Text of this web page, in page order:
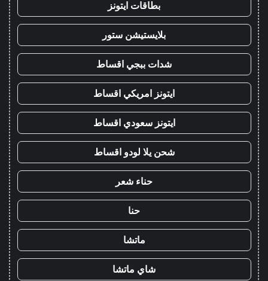
بطاقات ايتونز
بلايستيشن ستور
شدات ببجي اقساط
ايتونز امريكي اقساط
ايتونز سعودي اقساط
شحن يلا لودو اقساط
حناء شعر
حنا
ماتشا
شاي ماتشا